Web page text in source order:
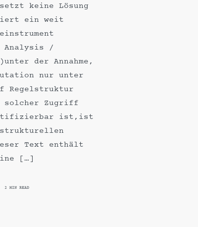
keine Lösung
ein weit
Analysis /
der Annahme,
nur unter
Regelstruktur
solcher Zugriff
ist,ist
strukturellen
Text enthält
[…]
2 MIN READ